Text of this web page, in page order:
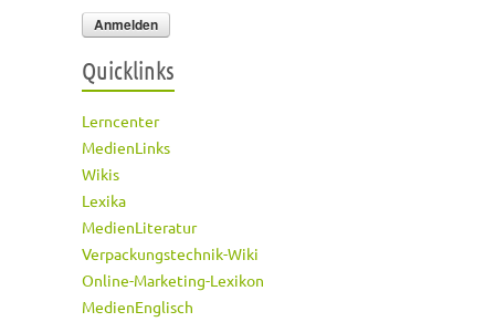
Quicklinks
Lerncenter
MedienLinks
Wikis
Lexika
MedienLiteratur
Verpackungstechnik-Wiki
Online-Marketing-Lexikon
MedienEnglisch